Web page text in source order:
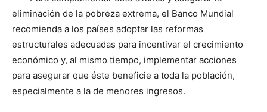
eliminación de la pobreza extrema, el Banco Mundial
recomienda a los países adoptar las reformas
estructurales adecuadas para incentivar el crecimiento
económico y, al mismo tiempo, implementar acciones
para asegurar que éste beneficie a toda la población,
especialmente a la de menores ingresos.